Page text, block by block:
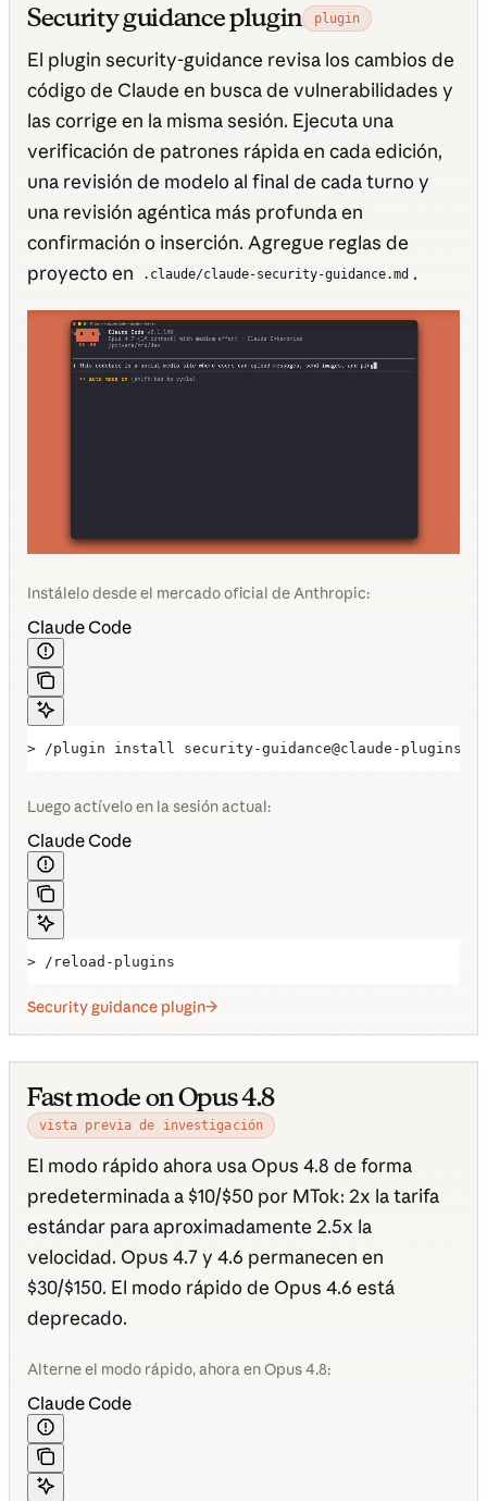
Security guidance plugin plugin
El plugin security-guidance revisa los cambios de
código de Claude en busca de vulnerabilidades y
las corrige en la misma sesión. Ejecuta una
verificación de patrones rápida en cada edición,
una revisión de modelo al final de cada turno y
una revisión agéntica más profunda en
confirmación o inserción. Agregue reglas de
proyecto en
.claude/claude-security-guidance.md .
Instálelo desde el mercado oficial de Anthropic:
Claude Code
> /plugin install security-guidance@claude-plugins-
Luego actívelo en la sesión actual:
Claude Code
> /reload-plugins
Security guidance plugin
Fast mode on Opus 4.8
vista previa de investigación
El modo rápido ahora usa Opus 4.8 de forma
predeterminada a $10/$50 por MTok: 2x la tarifa
estándar para aproximadamente 2.5x la
velocidad. Opus 4.7 y 4.6 permanecen en
$30/$150. El modo rápido de Opus 4.6 está
deprecado.
Alterne el modo rápido, ahora en Opus 4.8:
Claude Code